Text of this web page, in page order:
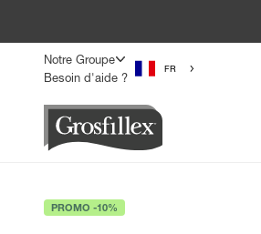
Notre Groupe
Besoin d'aide ?
FR
Grosfillex
PROMO -10%